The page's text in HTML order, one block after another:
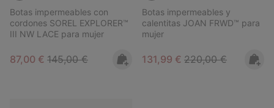
Botas impermeables con
cordones SOREL EXPLORER™
III NW LACE para mujer
Sale price:
87,00 € Regular price:
145,00 €
Botas impermeables y
calentitas JOAN FRWD™ para
mujer
Sale price:
131,99 € Regular price:
220,00 €